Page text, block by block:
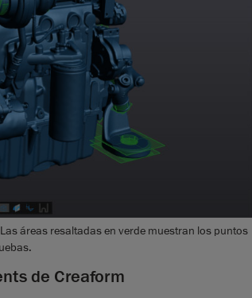
áreas resaltadas en verde muestran los puntos
de Creaform